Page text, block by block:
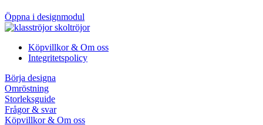
Öppna i designmodul
Köpvillkor & Om oss
Integritetspolicy
Börja designa
Omröstning
Storleksguide
Frågor & svar
Köpvillkor & Om oss